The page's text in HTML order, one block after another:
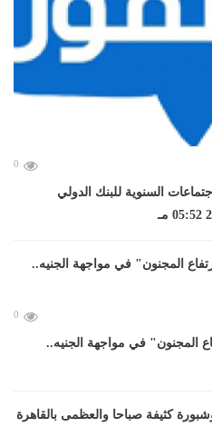
0
السنوية للبنك الدولي
0
المجنون" في مواجهة الجنيه..